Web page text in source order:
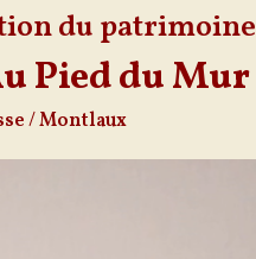
du patrimoine
Pied du Mur
/ Montlaux